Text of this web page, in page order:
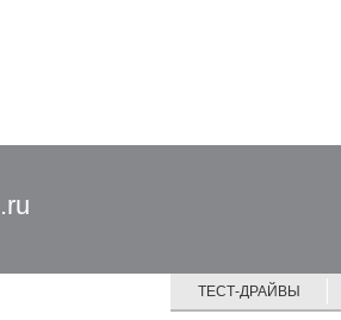
.ru
ТЕСТ-ДРАЙВЫ